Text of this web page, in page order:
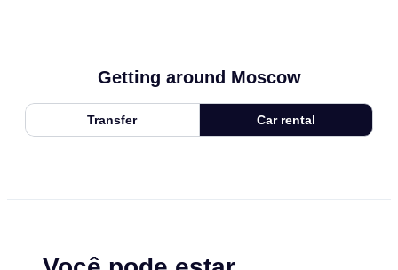
Getting around Moscow
Transfer Car rental